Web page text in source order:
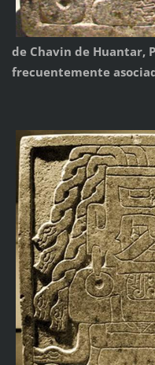
de Chavin de Huantar,
frecuentemente